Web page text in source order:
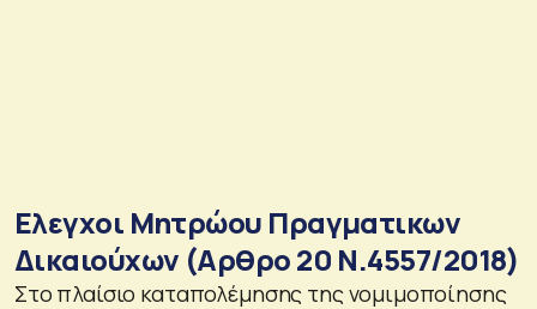
Ελεγχοι Μητρώου Πραγματικων
Δικαιούχων (Αρθρο 20 Ν.4557/2018)
Στο πλαίσιο καταπολέμησης της νομιμοποίησης